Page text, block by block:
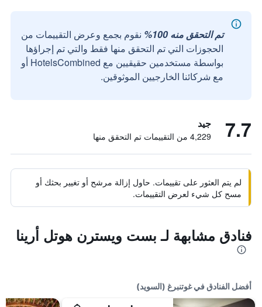
تم التحقق منه 100%
نقوم بجمع وعرض التقييمات من
الحجوزات التي تم التحقق منها فقط والتي تم إجراؤها
بواسطة مستخدمين حقيقيين مع HotelsCombined أو
مع شركائنا الخارجيين الموثوقين.
7.7 جيد
4,229 من التقييمات تم التحقق منها
لم يتم العثور على تقييمات. حاول إزالة مرشح أو تغيير بحثك أو
مسح كل شيء لعرض التقييمات.
فنادق مشابهة لـ بست ويسترن هوتل أرينا
أفضل الفنادق في غوتنبرغ (السويد)